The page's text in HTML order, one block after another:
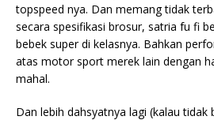
topspeed nya. Dan memang tidak
secara spesifikasi brosur, satria fu fi
bebek super di kelasnya. Bahkan
atas motor sport merek lain dengan
mahal.
Dan lebih dahsyatnya lagi (kalau tidak